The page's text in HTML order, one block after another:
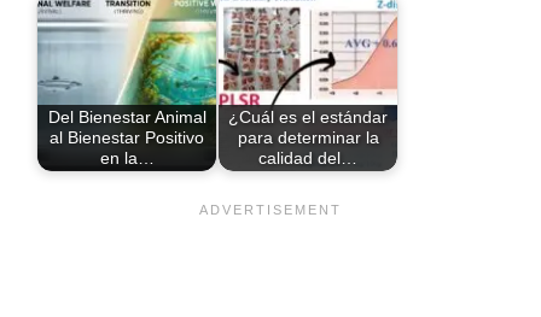
Del Bienestar Animal
al Bienestar Positivo
en la…
¿Cuál es el estándar
para determinar la
calidad del…